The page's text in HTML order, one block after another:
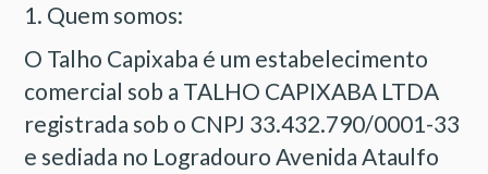
1. Quem somos:
O Talho Capixaba é um estabelecimento
comercial sob a TALHO CAPIXABA LTDA
registrada sob o CNPJ 33.432.790/0001-33
e sediada no Logradouro Avenida Ataulfo